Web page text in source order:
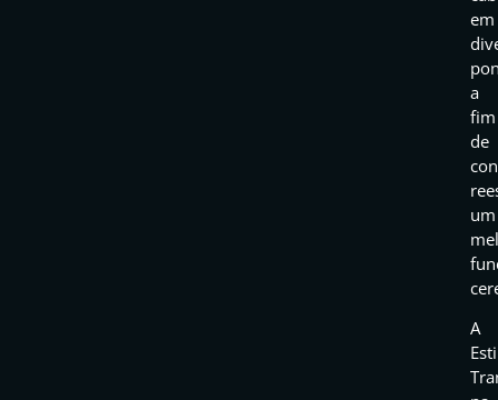
em
a
fim
de
um
A